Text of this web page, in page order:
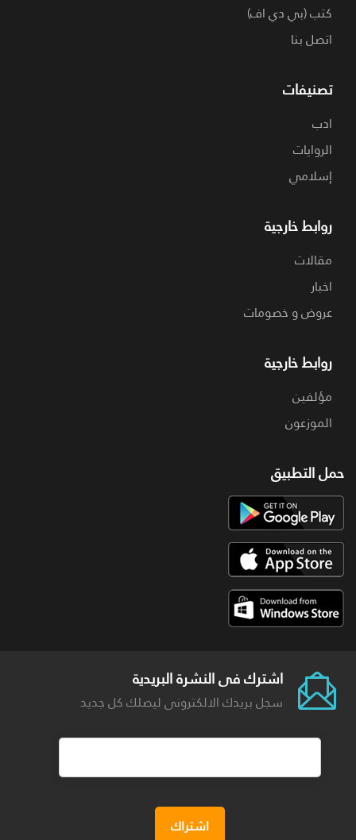
كتب (بي دي اف)
اتصل بنا
تصنيفات
ادب
الروايات
إسلامي
روابط خارجية
مقالات
اخبار
عروض و خصومات
روابط خارجية
مؤلفين
الموزعون
حمل التطبيق
اشترك فى النشرة البريدية
سجل بريدك الالكترونى ليصلك كل جديد